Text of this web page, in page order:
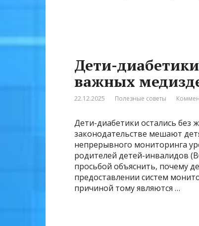
Дети-
важных
22.12.2025 Полезные советы
Дети-диабетики остались
законодательстве мешают
непрерывного мониторинга
родителей детей-инвалидов
просьбой объяснить, почему
предоставлении систем
причиной тому являются …